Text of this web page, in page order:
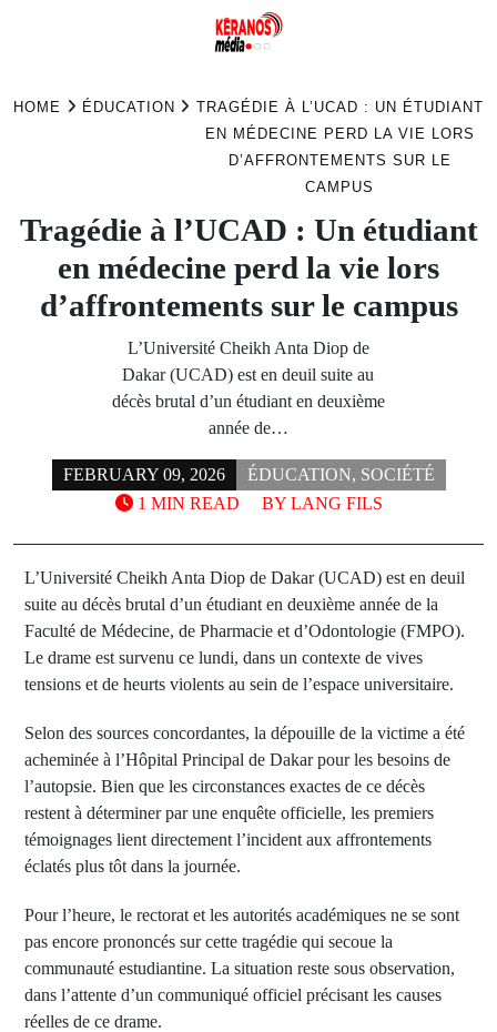
HOME ÉDUCATION
TRAGÉDIE À L’UCAD : UN ÉTUDIANT
EN MÉDECINE PERD LA VIE LORS
D’AFFRONTEMENTS SUR LE
CAMPUS
Tragédie à l’UCAD : Un étudiant
en médecine perd la vie lors
d’affrontements sur le campus
L’Université Cheikh Anta Diop de
Dakar (UCAD) est en deuil suite au
décès brutal d’un étudiant en deuxième
année de…
FEBRUARY 09, 2026 ÉDUCATION, SOCIÉTÉ
BY LANG FILS
1 MIN READ
L’Université Cheikh Anta Diop de Dakar (UCAD) est en deuil
suite au décès brutal d’un étudiant en deuxième année de la
Faculté de Médecine, de Pharmacie et d’Odontologie (FMPO).
Le drame est survenu ce lundi, dans un contexte de vives
tensions et de heurts violents au sein de l’espace universitaire.
Selon des sources concordantes, la dépouille de la victime a été
acheminée à l’Hôpital Principal de Dakar pour les besoins de
l’autopsie. Bien que les circonstances exactes de ce décès
restent à déterminer par une enquête officielle, les premiers
témoignages lient directement l’incident aux affrontements
éclatés plus tôt dans la journée.
Pour l’heure, le rectorat et les autorités académiques ne se sont
pas encore prononcés sur cette tragédie qui secoue la
communauté estudiantine. La situation reste sous observation,
dans l’attente d’un communiqué officiel précisant les causes
réelles de ce drame.